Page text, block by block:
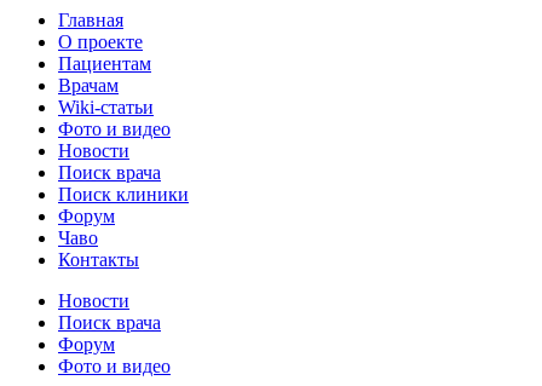
Главная
О проекте
Пациентам
Врачам
Wiki-статьи
Фото и видео
Новости
Поиск врача
Поиск клиники
Форум
Чаво
Контакты
Новости
Поиск врача
Форум
Фото и видео